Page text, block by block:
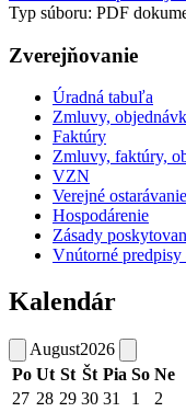
Typ súboru: PDF
Zverejňovanie
Úradná tabuľa
Zmluvy,
Faktúry
Zmluvy, faktúry,
VZN
Verejné ostarávanie
Hospodárenie
Zásady
Vnútorné
Kalendár
August2026
Po Ut St Št Pia So Ne
27 28 29 30 31 1
2